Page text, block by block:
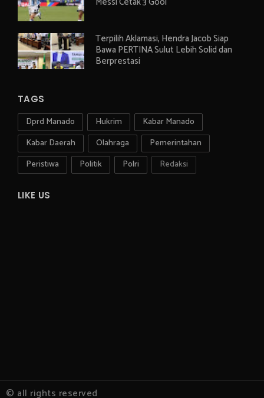
Terpilih Aklamasi, Hendra Jacob Siap
Bawa PERTINA Sulut Lebih Solid dan
Berprestasi
TAGS
Dprd Manado Hukrim
Kabar Manado
Kabar Daerah
Olahraga
Pemerintahan
Peristiwa
Politik Polri Redaksi
LIKE US
© all rights reserved